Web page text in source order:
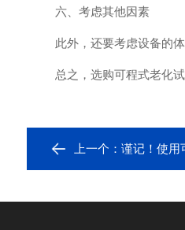
六、考虑其他因素
此外，还要考虑设备的体
总之，选购可程式老化试
上一个： 谨记！使用